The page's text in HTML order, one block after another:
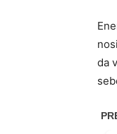
da